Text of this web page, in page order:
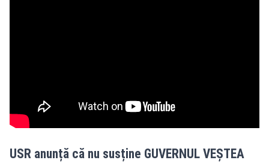
USR anunță că nu susține GUVERNUL VEȘTEA